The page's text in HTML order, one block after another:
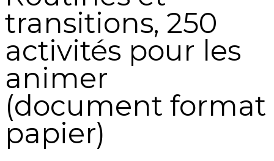
transitions, 250
activités pour les
animer
(document format
papier)